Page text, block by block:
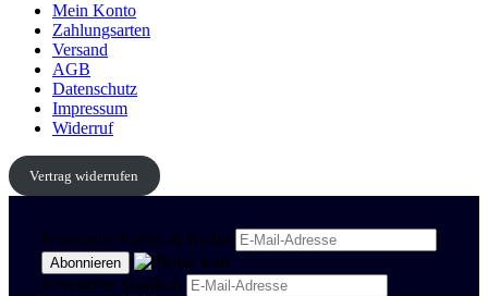
Mein Konto
Zahlungsarten
Versand
AGB
Datenschutz
Impressum
Widerruf
Vertrag widerrufen
Newsletter Politik & Kultur
Newsletter Spanisch